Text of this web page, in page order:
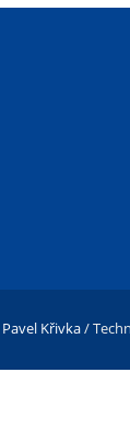
Pavel Křivka/